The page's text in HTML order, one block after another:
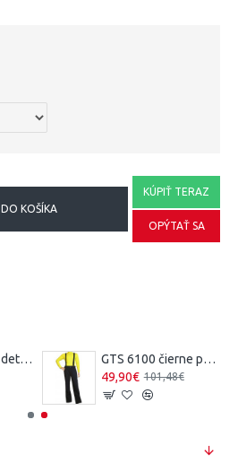
DO KOŠÍKA
KÚPIŤ TERAZ
OPÝTAŤ SA
GTS 4013 K SO detska 3L softshell bunda plum
GTS 6100 čierne pánske lyžiarske nohavice
49,90€ 101,48€